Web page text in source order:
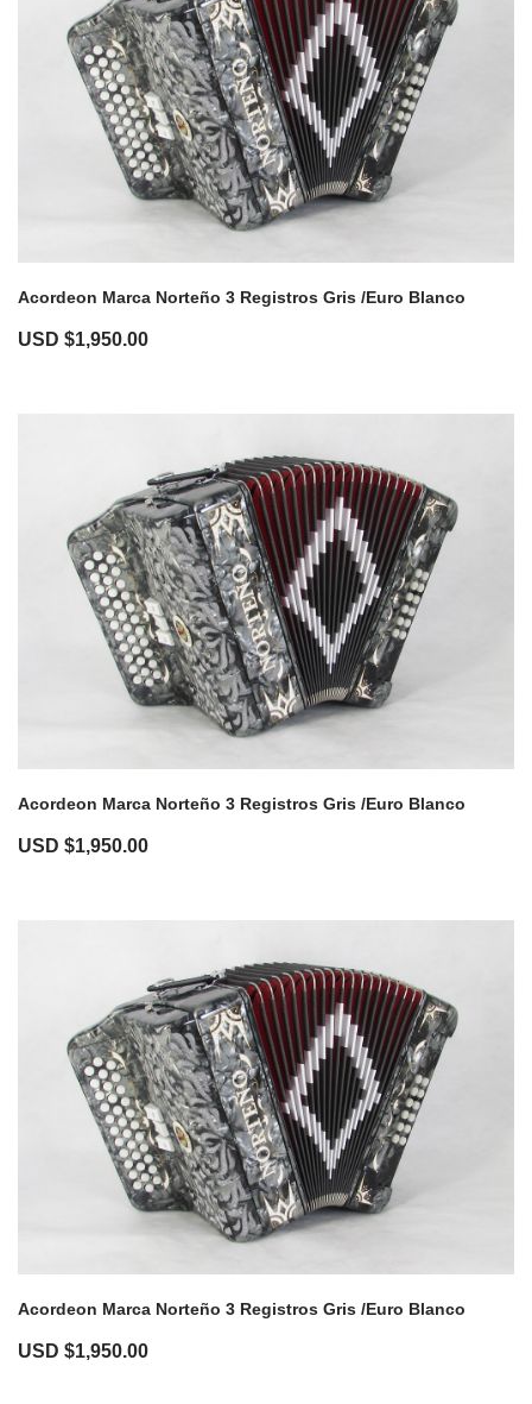
Acordeon Marca Norteño 3 Registros Gris /Euro Blanco
USD $1,950.00
Acordeon Marca Norteño 3 Registros Gris /Euro Blanco
USD $1,950.00
Acordeon Marca Norteño 3 Registros Gris /Euro Blanco
USD $1,950.00